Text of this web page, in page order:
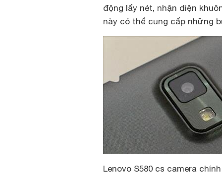
động lấy nét, nhận diện
này có thể cung cấp những
Lenovo S580 cs camera